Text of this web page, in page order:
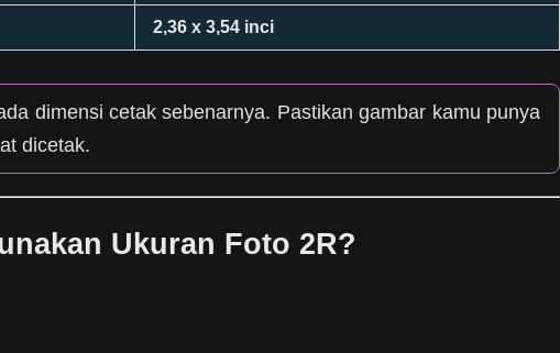
2,36 x 3,54 inci
dimensi cetak sebenarnya. Pastikan gambar kamu punya
dicetak.
Ukuran Foto 2R?